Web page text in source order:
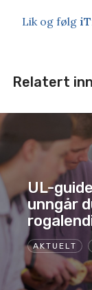
Lik og følg
Relatert
AKTUELT
UL-
unngår